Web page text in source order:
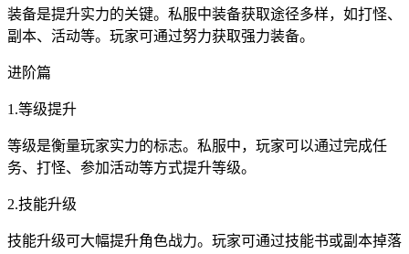
装备是提升实力的关键。私服中装备获取途径多样，如打怪、
副本、活动等。玩家可通过努力获取强力装备。
进阶篇
1.等级提升
等级是衡量玩家实力的标志。私服中，玩家可以通过完成任
务、打怪、参加活动等方式提升等级。
2.技能升级
技能升级可大幅提升角色战力。玩家可通过技能书或副本掉落